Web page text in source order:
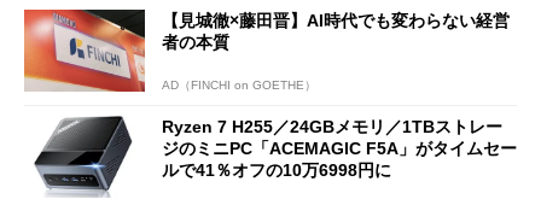
【見城徹×藤田晋】AI時代でも変わらない経営
者の本質
AD（FINCHI on GOETHE）
Ryzen 7 H255／24GBメモリ／1TBストレー
ジのミニPC「ACEMAGIC F5A」がタイムセー
ルで41％オフの10万6998円に